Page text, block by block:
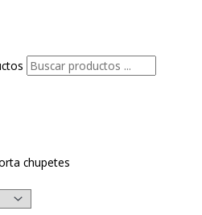
chupetes